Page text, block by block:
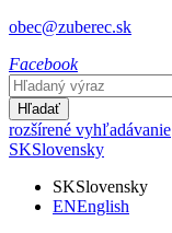
obec@zuberec.sk
Facebook
Hľadať
rozšírené vyhľadávanie
SKSlovensky
SKSlovensky
ENEnglish